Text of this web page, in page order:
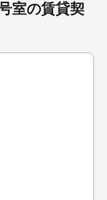
室の賃貸契